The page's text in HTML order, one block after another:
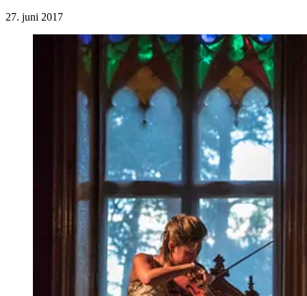
27. juni 2017